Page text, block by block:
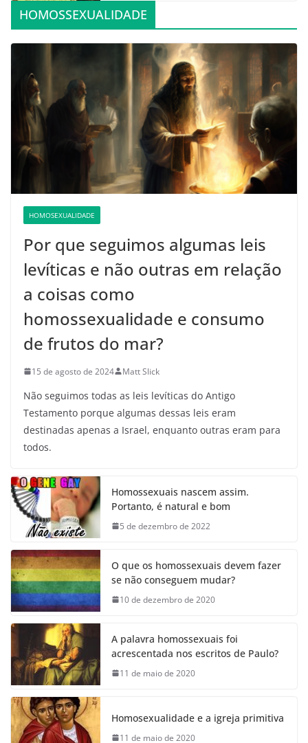
HOMOSSEXUALIDADE
HOMOSEXUALIDADE
Por que seguimos algumas leis
levíticas e não outras em relação
a coisas como
homossexualidade e consumo
de frutos do mar?
15 de agosto de 2024 Matt Slick
Não seguimos todas as leis levíticas do Antigo
Testamento porque algumas dessas leis eram
destinadas apenas a Israel, enquanto outras eram para
todos.
Homossexuais nascem assim.
Portanto, é natural e bom
5 de dezembro de 2022
O que os homossexuais devem fazer
se não conseguem mudar?
10 de dezembro de 2020
A palavra homossexuais foi
acrescentada nos escritos de Paulo?
11 de maio de 2020
Homosexualidade e a igreja primitiva
11 de maio de 2020